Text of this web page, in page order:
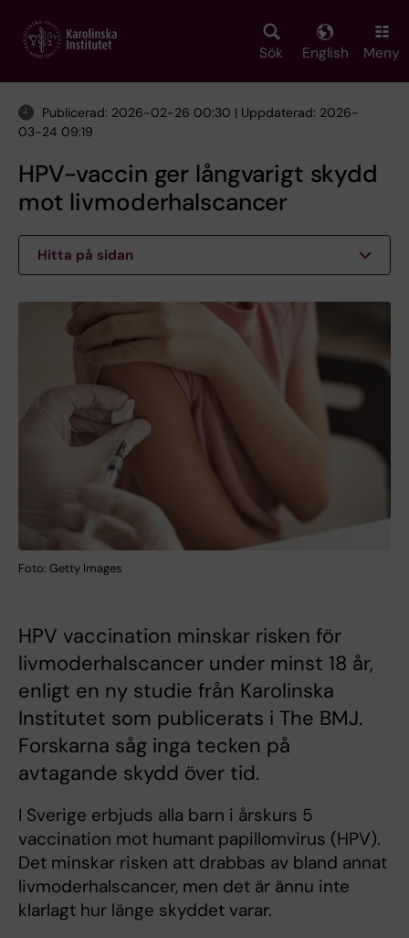
main
Sök English Meny
Publicerad: 2026-02-26 00:30 | Uppdaterad: 2026-
03-24 09:19
HPV-vaccin ger långvarigt skydd
mot livmoderhalscancer
Hitta på sidan
Foto: Getty Images
HPV vaccination minskar risken för
livmoderhalscancer under minst 18 år,
enligt en ny studie från Karolinska
Institutet som publicerats i The BMJ.
Forskarna såg inga tecken på
avtagande skydd över tid.
I Sverige erbjuds alla barn i årskurs 5
vaccination mot humant papillomvirus (HPV).
Det minskar risken att drabbas av bland annat
livmoderhalscancer, men det är ännu inte
klarlagt hur länge skyddet varar.